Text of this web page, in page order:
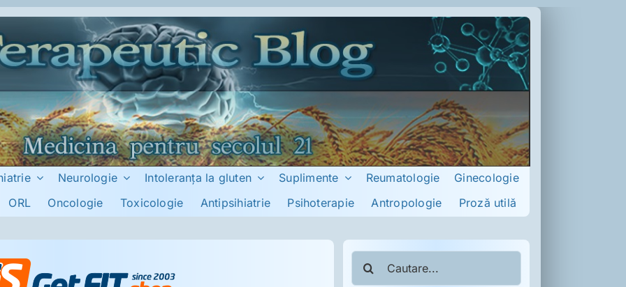
Neurologie Intoleranţa la gluten Suplimente Reumatologie
Ginecologie
ORL Oncologie Toxicologie Antipsihiatrie Psihoterapie Antropologie Proză utilă